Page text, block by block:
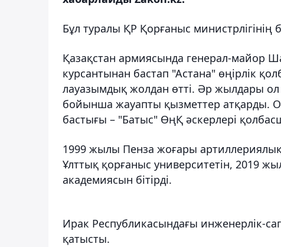
Бұл туралы ҚР Қорғаныс министрлігінің
Қазақстан армиясында генерал-майор
курсантынан бастап "Астана" өңірлік
лауазымдық жолдан өтті. Әр жылдары ол
бойынша жауапты қызметтер атқарды.
бастығы – "Батыс" ӨңҚ әскерлері
1999 жылы Пенза жоғары артиллериялық
Ұлттық қорғаныс университетін, 2019
академиясын бітірді.
Ирак Республикасындағы инженерлік-
қатысты.